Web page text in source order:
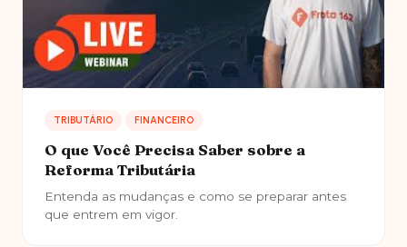
TRIBUTÁRIO FINANCEIRO
O que Você Precisa Saber sobre a
Reforma Tributária
Entenda as mudanças e como se preparar antes
que entrem em vigor.